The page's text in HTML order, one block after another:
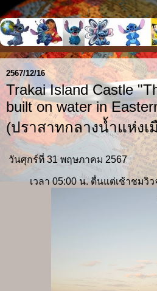
2567/12/16
Trakai Island Castle
built on water in
(ปราสาทกลางน้ำแห่งเ
วันศุกร์ที่ 31 พฤษภาคม 2567
เวลา 05:00 น. ตื่นแต่เช้าชมวิ